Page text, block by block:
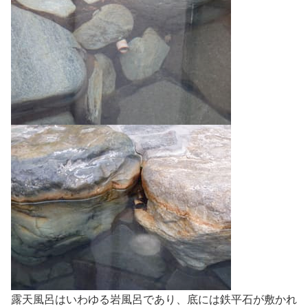
露天風呂はいわゆる岩風呂であり、底には鉄平石が敷かれ